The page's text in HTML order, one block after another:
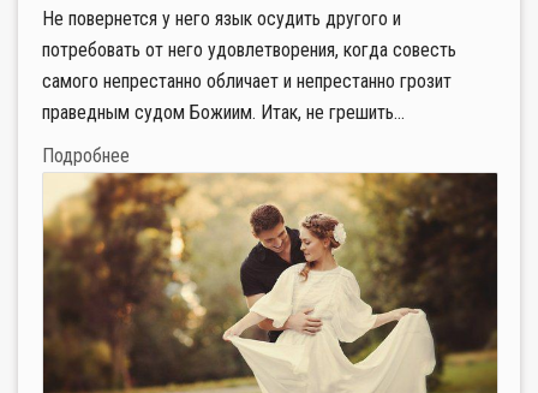
Не повернется у него язык осудить другого и
потребовать от него удовлетворения, когда совесть
самого непрестанно обличает и непрестанно грозит
праведным судом Божиим. Итак, не грешить...
Подробнее